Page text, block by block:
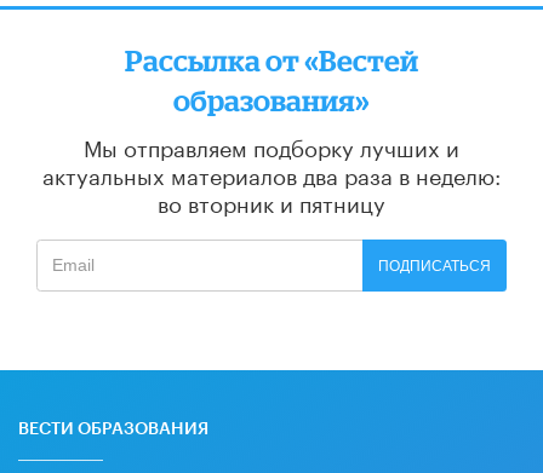
Рассылка от «Вестей
образования»
Мы отправляем подборку лучших и
актуальных материалов два раза в неделю:
во вторник и пятницу
ПОДПИСАТЬСЯ
ВЕСТИ ОБРАЗОВАНИЯ